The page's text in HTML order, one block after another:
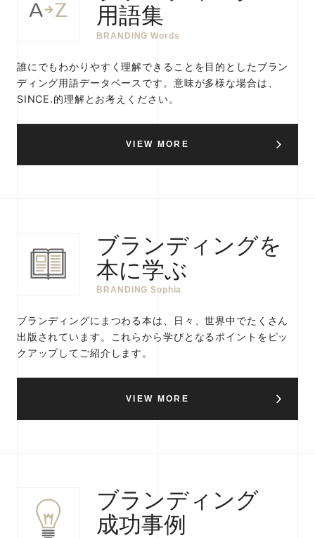
用語集
BRANDING Words
誰にでもわかりやすく理解できることを目的としたブラン
ディング用語データベースです。意味が多様な場合は、
SINCE.的理解とお考えください。
VIEW MORE
ブランディングを
本に学ぶ
BRANDING Sophia
ブランディングにまつわる本は、日々、世界中でたくさん
出版されています。これらから学びとなるポイントをピッ
クアップしてご紹介します。
VIEW MORE
ブランディング
成功事例